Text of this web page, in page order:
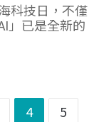
科技日，不僅
」已是全新的
4
5